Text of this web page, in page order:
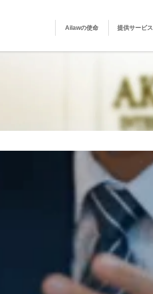
Ailawの使命 提供サービス